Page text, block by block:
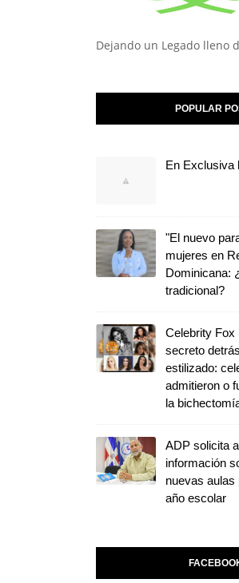
Dejando un Legado lleno
POPULAR
En Exclusiva
"El nuevo
mujeres en
Dominicana:
tradicional?
Celebrity Fox
secreto
estilizado:
admitieron o
la
ADP solicita
información
nuevas aulas
año escolar